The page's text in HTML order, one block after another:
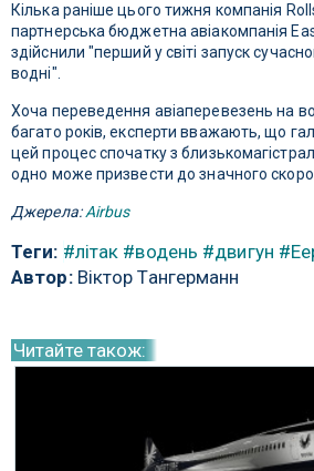
Кілька раніше цього тижня компанія
партнерська бюджетна авіакомпанія
здійснили "перший у світі запуск
водні".
Хоча переведення авіаперевезень на
багато років, експерти вважають, що
цей процес спочатку з
одно може призвести до значного
Джерела:Airbus
Теги: #літак #водень #двигун
Автор:Віктор Тангерманн
Читайте також: